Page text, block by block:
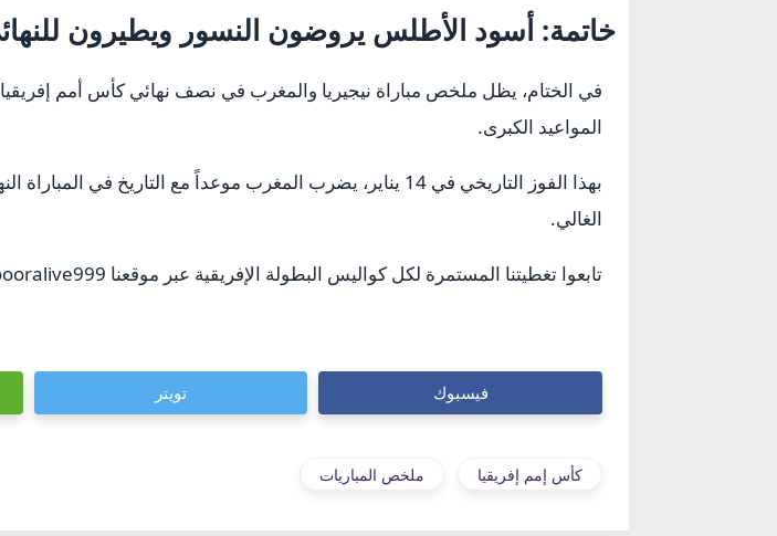
خاتمة: أسود الأطلس يروضون النسور ويطيرون
في الختام، يظل ملخص مباراة نيجيريا والمغرب في نصف نهائي كأس أمم
المواعيد الكبرى.
بهذا الفوز التاريخي في 14 يناير، يضرب المغرب موعداً مع
الغالي.
تابعوا تغطيتنا المستمرة لكل كواليس البطولة الإفريقية عبر موقعنا koooralive999 لتبقوا في قلب الحدث دائماً.
فيسبوك تويتر
كأس إمم إفريقيا ملخص المباريات